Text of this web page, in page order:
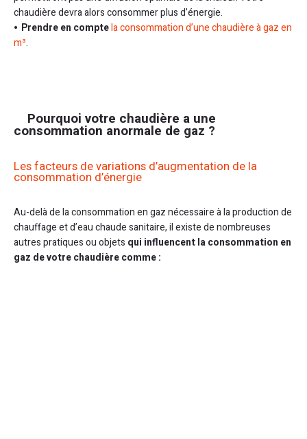
chaudière devra alors consommer plus d’énergie.
Prendre en comptela consommation d’une chaudière à gaz en
m³.
Pourquoi votre chaudière a une
consommation anormale de gaz ?
Les facteurs de variations d’augmentation de la
consommation d’énergie
Au-delà de la consommation en gaz nécessaire à la production de
chauffage et d’eau chaude sanitaire, il existe de nombreuses
autres pratiques ou objets qui influencent la consommation en
gaz de votre chaudière comme :